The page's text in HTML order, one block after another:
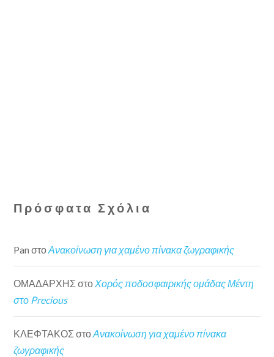
Πρόσφατα Σχόλια
Pan στοΑνακοίνωση για χαμένο πίνακα ζωγραφικής
ΟΜΑΔΑΡΧΗΣ στο Χορός ποδοσφαιρικής ομάδας Μέντη
στο Precious
ΚΛΕΦΤΑΚΟΣ στοΑνακοίνωση για χαμένο πίνακα
ζωγραφικής